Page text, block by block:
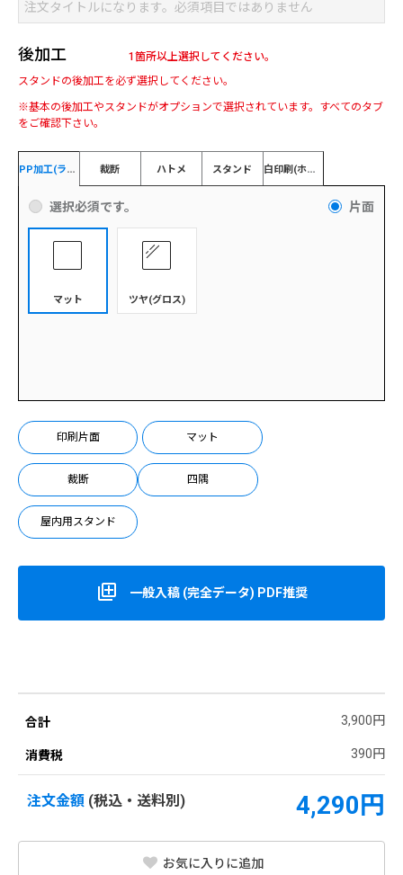
後加工
1箇所以上選択してください。
スタンドの後加工を必ず選択してください。
※基本の後加工やスタンドがオプションで選択されています。すべてのタブ
をご確認下さい。
P
P加工(ラミ) 裁断 ハトメ スタンド 白
印刷(ホワイト)
選択必須です。 片面
マット ツヤ(グロス)
印刷片面 マット
裁断 四隅
屋内用スタンド
一般入稿 (完全データ) PDF推奨
合計 3,900円
消費税 390円
注文金額 (税込・送料別) 4,290円
お気に入りに追加